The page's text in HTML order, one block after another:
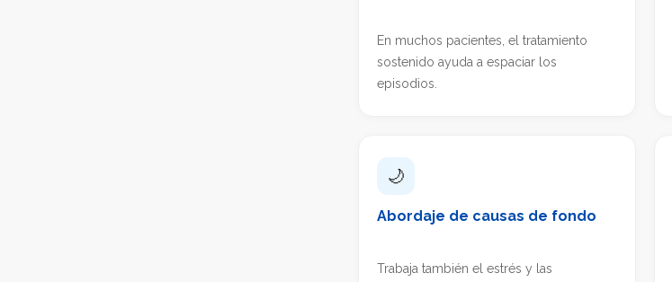
En muchos pacientes, el tratamiento
sostenido ayuda a espaciar los
episodios.
🌙
Abordaje de causas de fondo
Trabaja también el estrés y las